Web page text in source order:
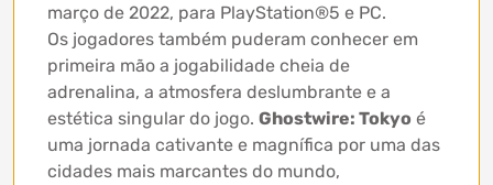
março de 2022, para PlayStation®5 e PC.
Os jogadores também puderam conhecer em
primeira mão a jogabilidade cheia de
adrenalina, a atmosfera deslumbrante e a
estética singular do jogo. Ghostwire: Tokyo é
uma jornada cativante e magnífica por uma das
cidades mais marcantes do mundo,